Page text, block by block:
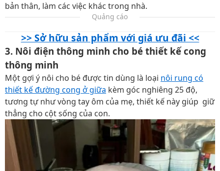
bản thân, làm các việc khác trong nhà.
Quảng cáo
>> Sở hữu sản phẩm với giá ưu đãi <<
3. Nôi điện thông minh cho bé thiết kế cong
thông minh
Một gợi ý nôi cho bé được tin dùng là loại nôi rung có
thiết kế đường cong ở giữa kèm góc nghiêng 25 độ,
tương tự như vòng tay ôm của mẹ, thiết kế này giúp giữ
thẳng cho cột sống của con.